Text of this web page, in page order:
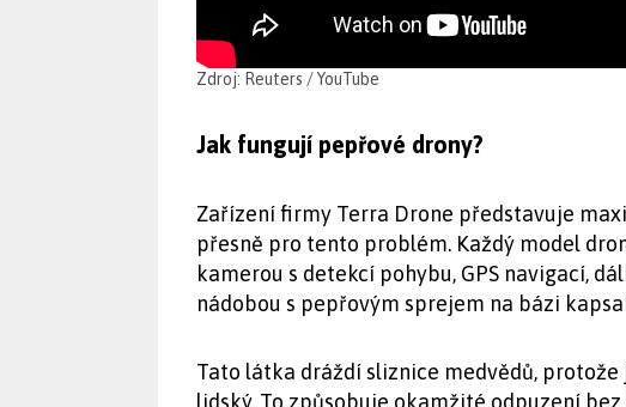
Zdroj: Reuters / YouTube
Jak fungují pepřové drony?
Zařízení firmy Terra Drone představuje
přesně pro tento problém. Každý model
kamerou s detekcí pohybu, GPS navigací,
nádobou s pepřovým sprejem na bázi
Tato látka dráždí sliznice medvědů,